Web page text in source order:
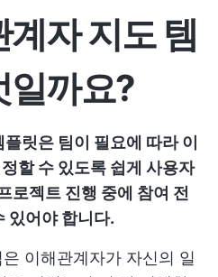
자 지도 템
일까요?
릿은 팀이 필요에 따라 이
할 수 있도록 쉽게 사용자
로젝트 진행 중에 참여 전
있어야 합니다.
이해관계자가 자신의 일